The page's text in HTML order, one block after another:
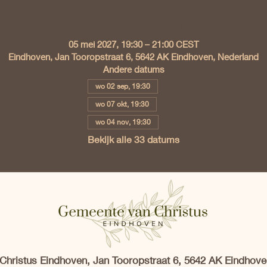
05 mei 2027, 19:30 – 21:00 CEST
Eindhoven, Jan Tooropstraat 6, 5642 AK Eindhoven, Nederland
Andere datums
wo 02 sep, 19:30
wo 07 okt, 19:30
wo 04 nov, 19:30
Bekijk alle 33 datums
Eindhoven, Jan Tooropstraat 6, 5642 AK